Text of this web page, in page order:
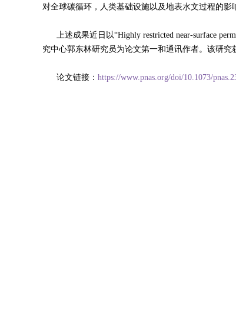
对全球碳循环，人类基础设施以及地表水文过程的影
上述成果近日以“Highly restricted near-surface
究中心郭东林研究员为论文第一和通讯作者。该研究
论文链接： https://www.pnas.org/doi/10.1073/